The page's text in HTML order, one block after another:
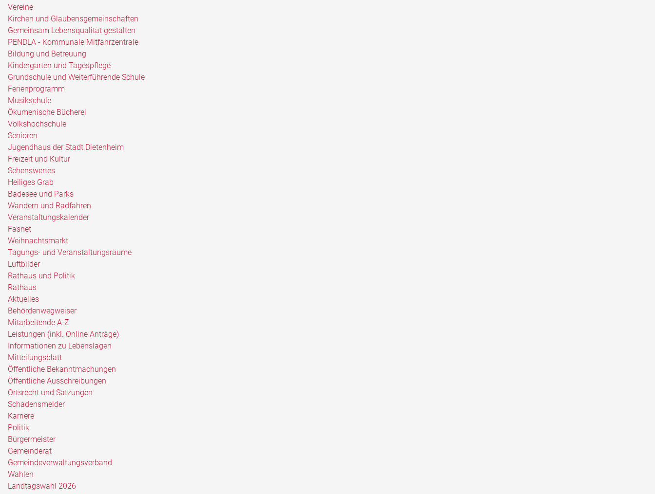
Vereine
Kirchen und Glaubensgemeinschaften
Gemeinsam Lebensqualität gestalten
PENDLA - Kommunale Mitfahrzentrale
Bildung und Betreuung
Kindergärten und Tagespflege
Grundschule und Weiterführende Schule
Ferienprogramm
Musikschule
Ökumenische Bücherei
Volkshochschule
Senioren
Jugendhaus der Stadt Dietenheim
Freizeit und Kultur
Sehenswertes
Heiliges Grab
Badesee und Parks
Wandern und Radfahren
Veranstaltungskalender
Fasnet
Weihnachtsmarkt
Tagungs- und Veranstaltungsräume
Luftbilder
Rathaus und Politik
Rathaus
Aktuelles
Behördenwegweiser
Mitarbeitende A-Z
Leistungen (inkl. Online Anträge)
Informationen zu Lebenslagen
Mitteilungsblatt
Öffentliche Bekanntmachungen
Öffentliche Ausschreibungen
Ortsrecht und Satzungen
Schadensmelder
Karriere
Politik
Bürgermeister
Gemeinderat
Gemeindeverwaltungsverband
Wahlen
Landtagswahl 2026